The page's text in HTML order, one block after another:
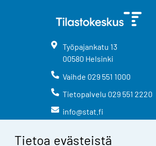
Tietoa evästeistä
Työpajankatu 13
00580 Helsinki
Vaihde 029 551 1000
Tietopalvelu 029 551 2220
info@stat.fi